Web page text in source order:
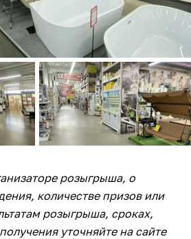
розыгрыша, о
количестве призов или
розыгрыша, сроках,
уточняйте на сайте